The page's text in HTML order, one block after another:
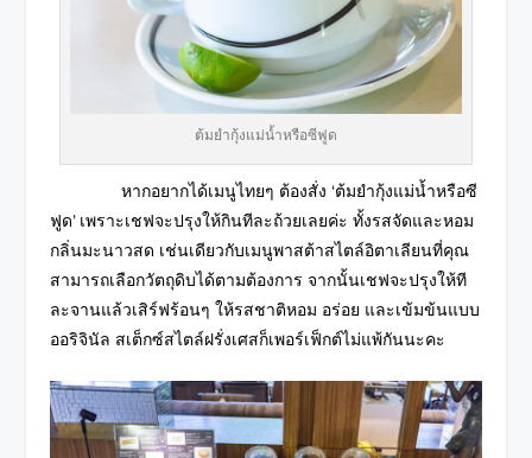
ต้มยำกุ้งแม่น้ำหรือซีฟูด
หากอยากได้เมนูไทยๆ ต้องสั่ง ‘ต้มยำกุ้งแม่น้ำหรือซี
ฟูด’ เพราะเชฟจะปรุงให้กินทีละถ้วยเลยค่ะ ทั้งรสจัดและหอม
กลิ่นมะนาวสด เช่นเดียวกับเมนูพาสต้าสไตล์อิตาเลียนที่คุณ
สามารถเลือกวัตถุดิบได้ตามต้องการ จากนั้นเชฟจะปรุงให้ที
ละจานแล้วเสิร์ฟร้อนๆ ให้รสชาติหอม อร่อย และเข้มข้นแบบ
ออริจินัล สเต็กซ์สไตล์ฝรั่งเศสก็เพอร์เฟ็กต์ไม่แพ้กันนะคะ